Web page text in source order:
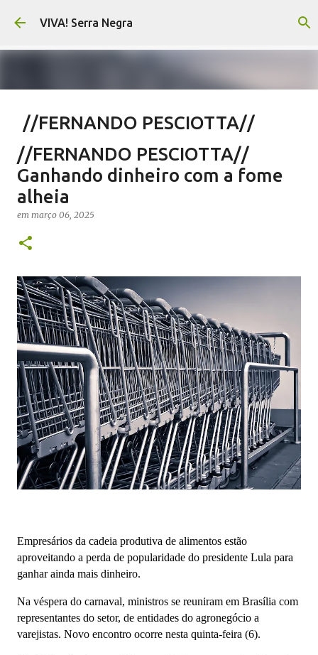
Pular para o conteúdo principal
VIVA! Serra Negra
//FERNANDO PESCIOTTA//
Encurtando caminho
em agosto 06, 2026 FERNANDO PESCIOTTA
NOTÍCIAS SERRA NEGRA
0
//FERNANDO PESCIOTTA//
Ganhando dinheiro com a fome
alheia
em março 06, 2025
Empresários da cadeia produtiva de alimentos estão
aproveitando a perda de popularidade do presidente Lula para
ganhar ainda mais dinheiro.
Na véspera do carnaval, ministros se reuniram em Brasília com
representantes do setor, de entidades do agronegócio a
varejistas. Novo encontro ocorre nesta quinta-feira (6).